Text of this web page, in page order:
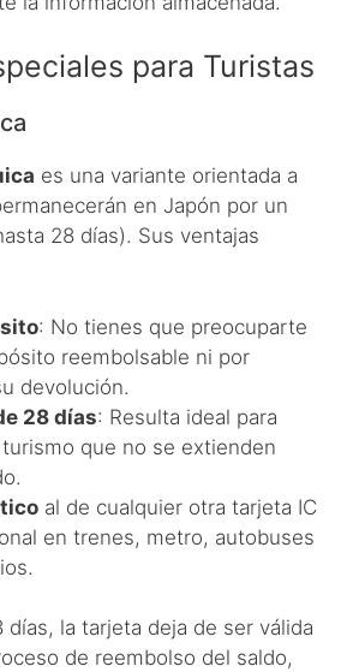
para Turistas
es una variante orientada a
en Japón por un
28 días). Sus ventajas
: No tienes que preocuparte
reembolsable ni por
devolución.
28 días: Resulta ideal para
que no se extienden
al de cualquier otra tarjeta IC
en trenes, metro, autobuses
días, la tarjeta deja de ser válida
de reembolso del saldo,